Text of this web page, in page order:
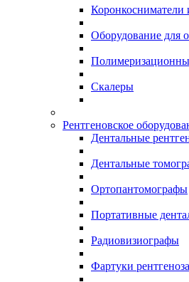
Коронкосниматели
Оборудование для
Скалеры
Рентгеновское
Дентальные
Дентальные
Ортопантомографы
Портативные
Радиовизиографы
Фартуки